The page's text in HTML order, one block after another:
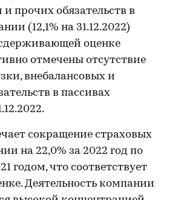
прочих обязательств в
(12,1% на 31.12.2022)
сдерживающей оценке
отмечены отсутствие
внебалансовых и
в пассивах
сокращение страховых
на 22,0% за 2022 год по
годом, что соответствует
Деятельность компании